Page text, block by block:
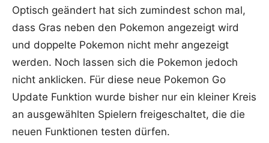
Optisch geändert hat sich zumindest schon mal,
dass Gras neben den Pokemon angezeigt wird
und doppelte Pokemon nicht mehr angezeigt
werden. Noch lassen sich die Pokemon jedoch
nicht anklicken. Für diese neue Pokemon Go
Update Funktion wurde bisher nur ein kleiner Kreis
an ausgewählten Spielern freigeschaltet, die die
neuen Funktionen testen dürfen.